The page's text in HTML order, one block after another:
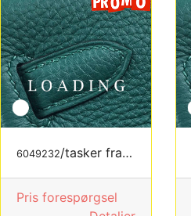
6049232/tasker fra LOEWE
Pris forespørgsel